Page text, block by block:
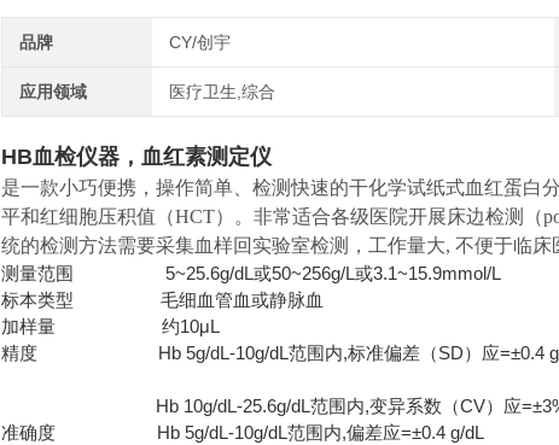
品牌 CY/创宇
应用领域 医疗卫生,综合
HB血检仪器，血红素测定仪
是一款小巧便携，操作简单、检测快速的干化学试纸式血红蛋白
平和红细胞压积值（HCT）。非常适合各级医院开展床边检测（
统的检测方法需要采集血样回实验室检测，工作量大, 不便于临床
测量范围 5~25.6g/dL或50~256g/L或3.1~15.9mmol/L
标本类型 毛细血管血或静脉血
加样量 约10μL
精度 Hb 5g/dL-10g/dL范围内,标准偏差（SD）应=±0.4
Hb 10g/dL-25.6g/dL范围内,变异系数（CV）应
准确度 Hb 5g/dL-10g/dL范围内,偏差应=±0.4 g/dL